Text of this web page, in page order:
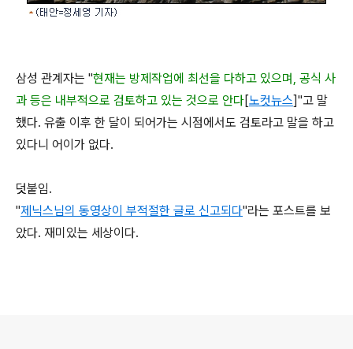
삼성 관계자는 "현재는 방제작업에 최선을 다하고 있으며, 공식 사
과 등은 내부적으로 검토하고 있는 것으로 안다[노컷뉴스]"고 말
했다. 유출 이후 한 달이 되어가는 시점에서도 검토라고 말을 하고
있다니 어이가 없다.
덧붙임.
"제닉스님의 동영상이 부적절한 글로 신고되다"라는 포스트를 보
았다. 재미있는 세상이다.